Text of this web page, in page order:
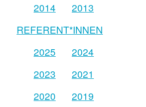
2014
2013
REFERENT*INNEN
2025
2024
2023
2021
2020
2019